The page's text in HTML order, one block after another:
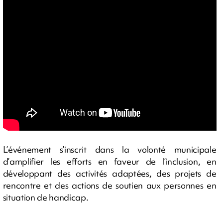
L’événement s’inscrit dans la volonté municipale
d’amplifier les efforts en faveur de l’inclusion, en
développant des activités adaptées, des projets de
rencontre et des actions de soutien aux personnes en
situation de handicap.